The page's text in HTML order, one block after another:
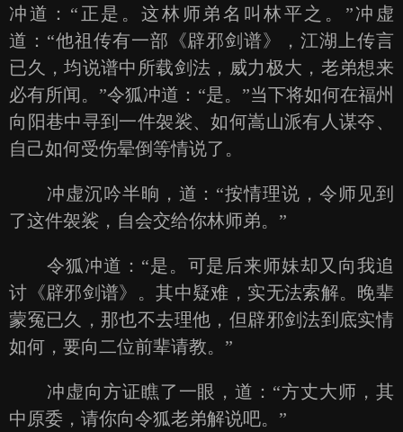
冲道：“正是。这林师弟名叫林平之。”冲虚
道：“他祖传有一部《辟邪剑谱》，江湖上传言
已久，均说谱中所载剑法，威力极大，老弟想来
必有所闻。”令狐冲道：“是。”当下将如何在福州
向阳巷中寻到一件袈裟、如何嵩山派有人谋夺、
自己如何受伤晕倒等情说了。
冲虚沉吟半晌，道：“按情理说，令师见到
了这件袈裟，自会交给你林师弟。”
令狐冲道：“是。可是后来师妹却又向我追
讨《辟邪剑谱》。其中疑难，实无法索解。晚辈
蒙冤已久，那也不去理他，但辟邪剑法到底实情
如何，要向二位前辈请教。”
冲虚向方证瞧了一眼，道：“方丈大师，其
中原委，请你向令狐老弟解说吧。”